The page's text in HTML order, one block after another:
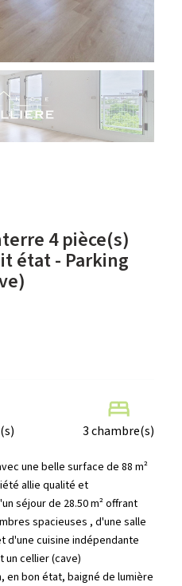
4 pièce(s)
état - Parking
3 chambre(s)
une belle surface de 88 m²
allie qualité et
séjour de 28.50 m² offrant
spacieuses , d'une salle
d'une cuisine indépendante
un cellier (cave)
en bon état, baigné de lumière